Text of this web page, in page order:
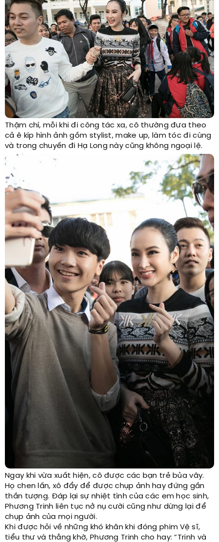
Thậm chí, mỗi khi đi công tác xa, cô thường đưa theo
cả ê kíp hình ảnh gồm stylist, make up, làm tóc đi cùng
và trong chuyến đi Hạ Long này cũng không ngoại lệ.
Ngay khi vừa xuất hiện, cô được các bạn trẻ bủa vây.
Họ chen lấn, xô đẩy để được chụp ảnh hay đứng gần
thần tượng. Đáp lại sự nhiệt tình của các em học sinh,
Phương Trinh liên tục nở nụ cười cũng như dừng lại để
chụp ảnh của mọi người.
Khi được hỏi về những khó khăn khi đóng phim Vệ sĩ,
tiểu thư và thằng khờ, Phương Trinh cho hay: “Trinh và